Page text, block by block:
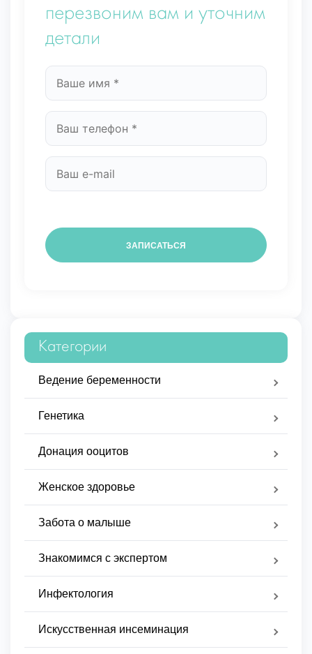
перезвоним вам и уточним
детали
Категории
Ведение беременности
Генетика
Донация ооцитов
Женское здоровье
Забота о малыше
Знакомимся с экспертом
Инфектология
Искусственная инсеминация